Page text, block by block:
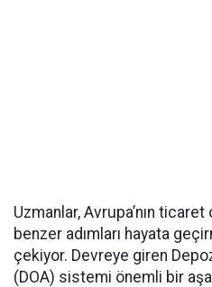
Uzmanlar, Avrupa’nın ticaret
benzer adımları hayata
çekiyor. Devreye giren
(DOA) sistemi önemli bir